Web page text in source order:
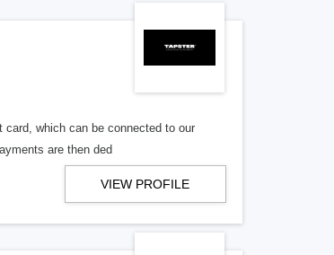
which can be connected to our
are then ded
VIEW PROFILE